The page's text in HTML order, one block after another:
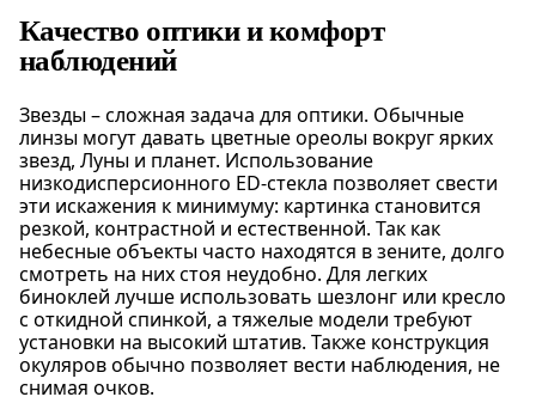
Качество оптики и комфорт
наблюдений
Звезды – сложная задача для оптики. Обычные
линзы могут давать цветные ореолы вокруг ярких
звезд, Луны и планет. Использование
низкодисперсионного ED-стекла позволяет свести
эти искажения к минимуму: картинка становится
резкой, контрастной и естественной. Так как
небесные объекты часто находятся в зените, долго
смотреть на них стоя неудобно. Для легких
биноклей лучше использовать шезлонг или кресло
с откидной спинкой, а тяжелые модели требуют
установки на высокий штатив. Также конструкция
окуляров обычно позволяет вести наблюдения, не
снимая очков.